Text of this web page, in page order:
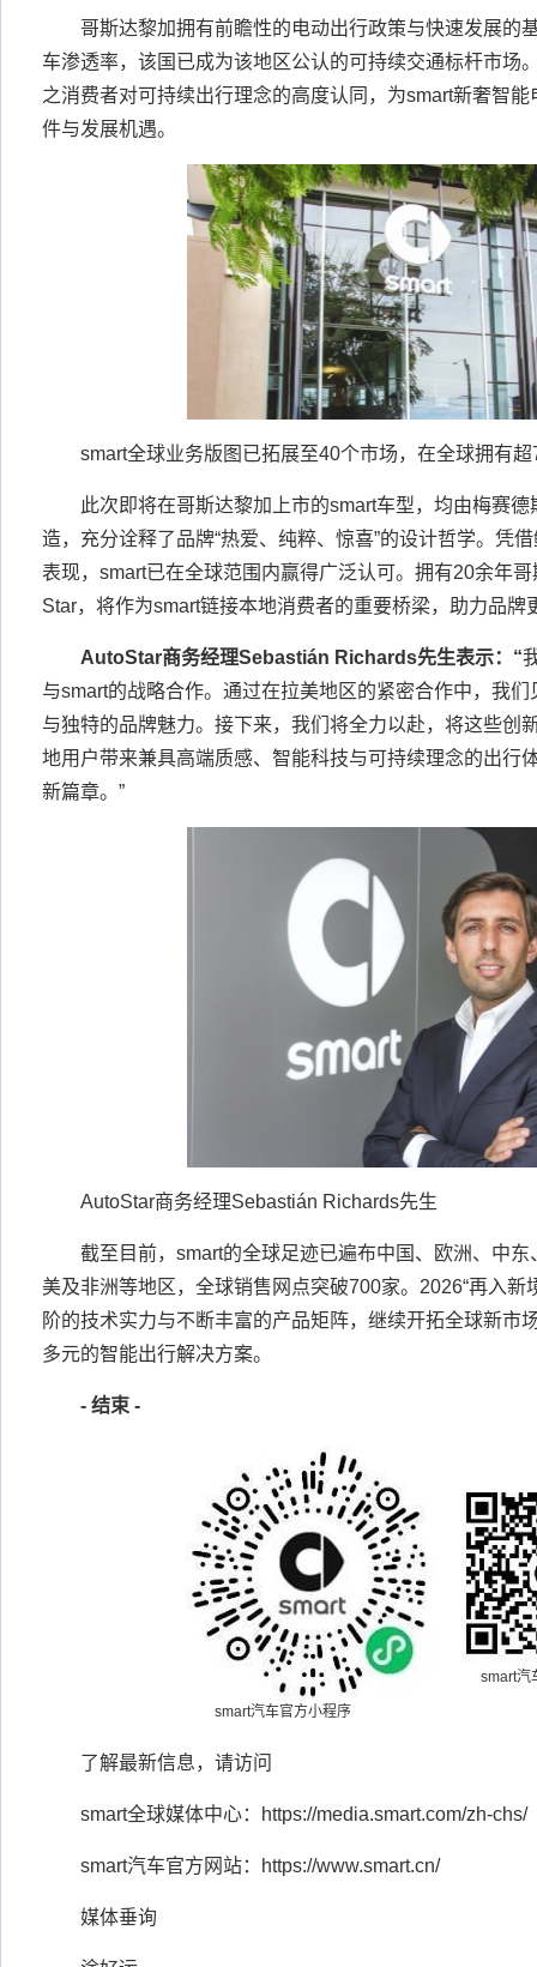
哥斯达黎加拥有前瞻性的电动出行政策与快速发展的
车渗透率，该国已成为该地区公认的可持续交通标杆市场
之消费者对可持续出行理念的高度认同，为smart新奢智
件与发展机遇。
smart全球业务版图已拓展至40个市场，在全球拥有
此次即将在哥斯达黎加上市的smart车型，均由梅赛
造，充分诠释了品牌“热爱、纯粹、惊喜”的设计哲学。凭
表现，smart已在全球范围内赢得广泛认可。拥有20余年
Star，将作为smart链接本地消费者的重要桥梁，助力品牌
AutoStar商务经理Sebastián Richards先生表示： “
与smart的战略合作。通过在拉美地区的紧密合作中，我
与独特的品牌魅力。接下来，我们将全力以赴，将这些创
地用户带来兼具高端质感、智能科技与可持续理念的出行
新篇章。”
AutoStar商务经理Sebastián Richards先生
截至目前，smart的全球足迹已遍布中国、欧洲、中
美及非洲等地区，全球销售网点突破700家。2026“再入新
阶的技术实力与不断丰富的产品矩阵，继续开拓全球新市
多元的智能出行解决方案。
- 结束 -
smart汽车官方小程序
smart汽
了解最新信息，请访问
smart全球媒体中心：https://media.smart.com/zh-chs/
smart汽车官方网站：https://www.smart.cn/
媒体垂询